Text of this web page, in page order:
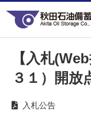
【入札
３１）開放
入札公告